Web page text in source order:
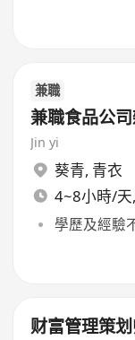
兼職
兼職食品公
Jin yi
葵青, 青衣
4~8小時/
學歷及經驗
财富管理策